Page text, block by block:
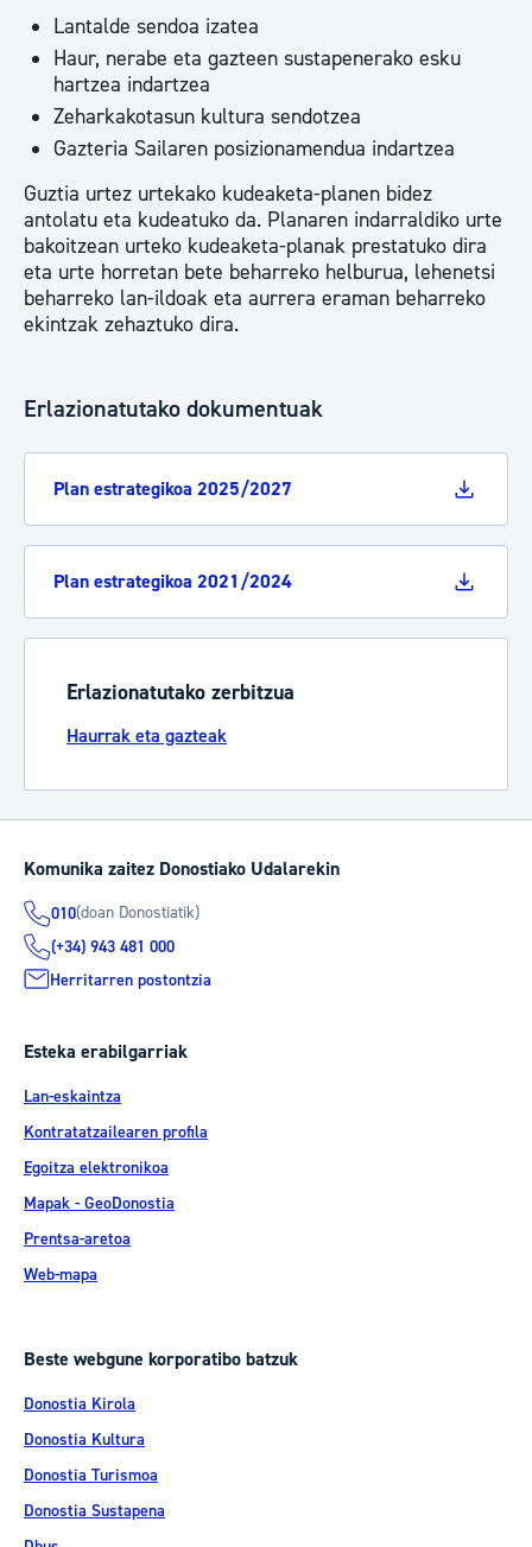
Lantalde sendoa izatea
Haur, nerabe eta gazteen sustapenerako esku
hartzea indartzea
Zeharkakotasun kultura sendotzea
Gazteria Sailaren posizionamendua indartzea
Guztia urtez urtekako kudeaketa-planen bidez
antolatu eta kudeatuko da. Planaren indarraldiko urte
bakoitzean urteko kudeaketa-planak prestatuko dira
eta urte horretan bete beharreko helburua, lehenetsi
beharreko lan-ildoak eta aurrera eraman beharreko
ekintzak zehaztuko dira.
Erlazionatutako dokumentuak
Plan estrategikoa 2025/2027
Plan estrategikoa 2021/2024
Erlazionatutako zerbitzua
Haurrak eta gazteak
Komunika zaitez Donostiako Udalarekin
010(doan Donostiatik)
(+34) 943 481 000
Herritarren postontzia
Esteka erabilgarriak
Lan-eskaintza
Kontratatzailearen profila
Egoitza elektronikoa
Mapak - GeoDonostia
Prentsa-aretoa
Web-mapa
Beste webgune korporatibo batzuk
Donostia Kirola
Donostia Kultura
Donostia Turismoa
Donostia Sustapena